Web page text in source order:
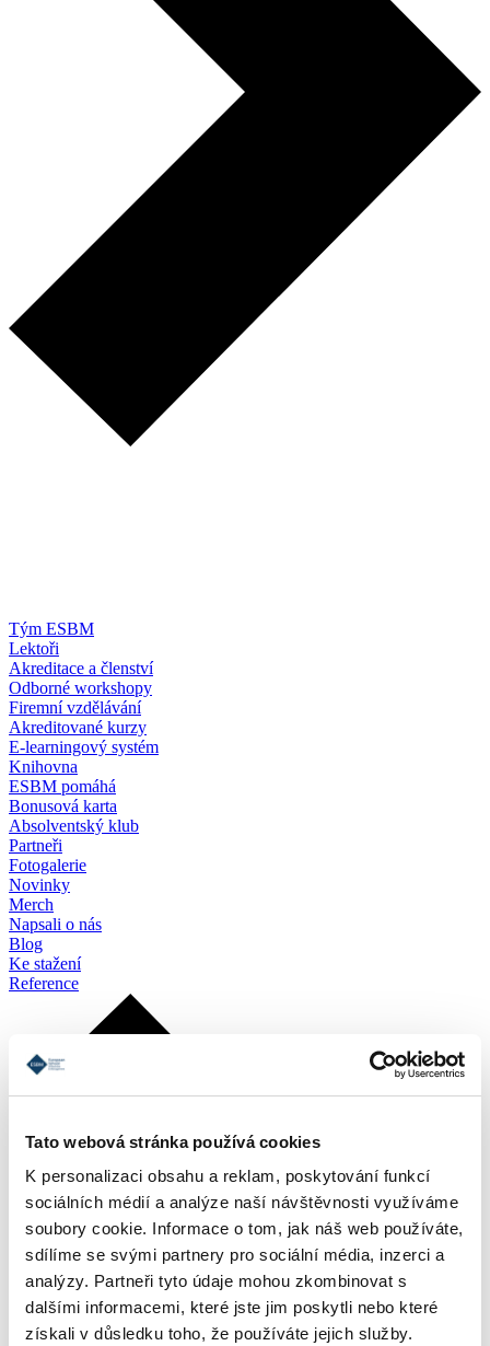
Tato webová stránka používá cookies
K personalizaci obsahu a reklam, poskytování funkcí
sociálních médií a analýze naší návštěvnosti využíváme
soubory cookie. Informace o tom, jak náš web používáte,
sdílíme se svými partnery pro sociální média, inzerci a
analýzy. Partneři tyto údaje mohou zkombinovat s
dalšími informacemi, které jste jim poskytli nebo které
získali v důsledku toho, že používáte jejich služby.
Tým ESBM
Lektoři
Akreditace a členství
Odborné workshopy
Firemní vzdělávání
Akreditované kurzy
E-learningový systém
Knihovna
ESBM pomáhá
Bonusová karta
Absolventský klub
Partneři
Fotogalerie
Novinky
Merch
Napsali o nás
Blog
Ke stažení
Reference